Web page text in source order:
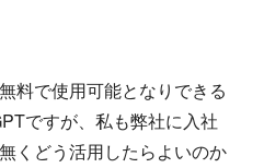
料で使用可能となりできる
ですが、私も弊社に入社
くどう活用したらよいのか